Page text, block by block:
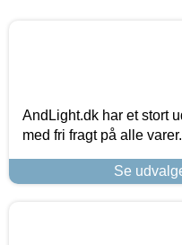
AndLight.dk har et stort
med fri fragt på alle
Se